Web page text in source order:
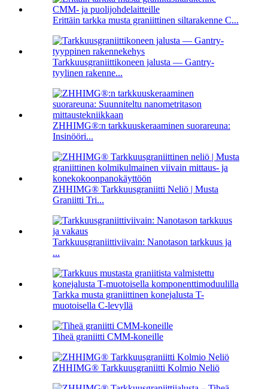
Erittäin tarkka musta graniittinen siltarakenne C...
Tarkkuusgraniittikoneen jalusta — Gantry-
tyylinen rakenne...
ZHHIMG®:n tarkkuuskeraaminen suorareuna:
Insinööri...
ZHHIMG® Tarkkuusgraniitti Neliö | Musta
Graniitti Tri...
Tarkkuusgraniittiviivain: Nanotason tarkkuus ja
...
Tarkka musta graniittinen konejalusta T-
muotoisella C-levyllä
Tiheä graniitti CMM-koneille
ZHHIMG® Tarkkuusgraniitti Kolmio Neliö